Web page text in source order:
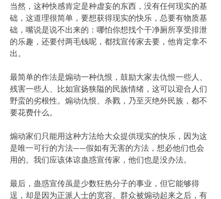
当然，这种快感肯定是种虚妄的东西，没有任何现实的基
础，这道理很简单，要想获得现实的快乐，总要有物质基
础，嘴说是说不出来的：哪怕你想找个干净厕所享受排泄
的乐趣，还要付两毛钱呢，都找宣传家去要，他肯定拿不
出。
最简单的作法是煽动一种仇恨，鼓励大家去仇恨一些人、
残害一些人、比如宣扬狭隘的民族情绪，这可以迎合人们
野蛮的劣根性。煽动仇恨、杀戮，乃至灭绝外民族，都不
要花费什么。
煽动家们只能用这种方法给大众提供现实的快乐，因为这
是唯一可行的方法——假如有无害的方法，想必他们也会
用的。我们应该体谅蛊惑宣传家，他们也是没办法。
最后，蛊惑宣传虽是少数狂热分子的事业，但它能够得
逞，却是因为正派人士的宽容。群众被煽动起来之后，有